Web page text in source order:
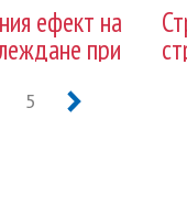
ефект на
при
5